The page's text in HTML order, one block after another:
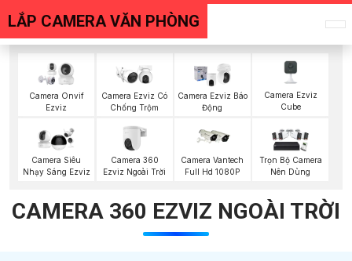
LẮP CAMERA VĂN PHÒNG
Camera Onvif
Ezviz
Camera Ezviz Có
Chống Trộm
Camera Ezviz Báo
Động
Camera Ezviz
Cube
Camera Siêu
Nhạy Sáng Ezviz
Camera 360
Ezviz Ngoài Trời
Camera Vantech
Full Hd 1080P
Trọn Bộ Camera
Nên Dùng
CAMERA 360 EZVIZ NGOÀI TRỜI